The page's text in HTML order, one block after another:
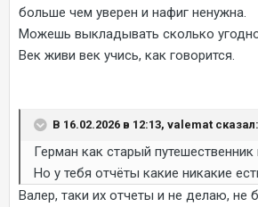
больше чем уверен и нафиг ненужна.
Можешь выкладывать сколько
Век живи век учись, как говорится.
В 16.02.2026 в 12:13, valemat сказал:
Герман как старый путешественник
Но у тебя отчёты какие никакие
Валер, таки их отчеты и не делаю, не